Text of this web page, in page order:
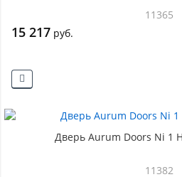
11365
15 217 руб.
Дверь Aurum Doors Ni 1
11382